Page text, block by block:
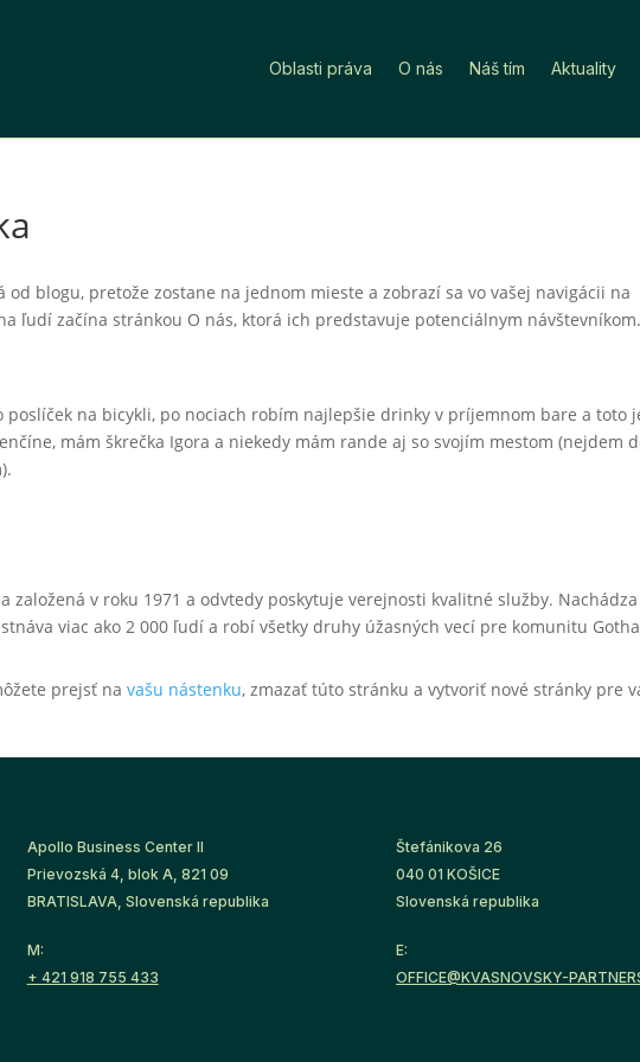
Oblasti práva O nás Náš tím Aktuality
od blogu, pretože zostane na jednom mieste a zobrazí sa vo vašej navigácii na
ľudí začína stránkou O nás, ktorá ich predstavuje potenciálnym návštevníkom.
poslíček na bicykli, po nociach robím najlepšie drinky v príjemnom bare a toto
mám škrečka Igora a niekedy mám rande aj so svojím mestom (nejdem
založená v roku 1971 a odvtedy poskytuje verejnosti kvalitné služby.
viac ako 2 000 ľudí a robí všetky druhy úžasných vecí pre komunitu
prejsť navašu nástenku, zmazať túto stránku a vytvoriť nové stránky pre
Apollo Business Center II
Prievozská 4, blok A, 821 09
BRATISLAVA, Slovenská republika
M:
+ 421 918 755 433
Štefánikova 26
040 01 KOŠICE
Slovenská republika
E:
OFFICE@KVASNOVSKY-